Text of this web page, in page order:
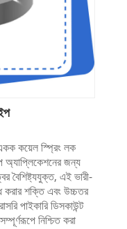
কয়েল স্প্রিং লক
অ্যাপ্লিকেশনের জন্য
বৈশিষ্ট্যযুক্ত, এই ভারী-
করার শক্তি এবং উচ্চতর
পাইকারি ডিসকাউন্ট
নিশ্চিত করা